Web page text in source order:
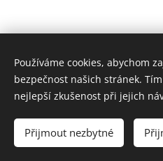
OS ČČK
Vytvořeno službou
Používáme cookies, abychom
bezpečnost našich stránek.
nejlepší zkušenost při jejich
Přijmout nezbytné